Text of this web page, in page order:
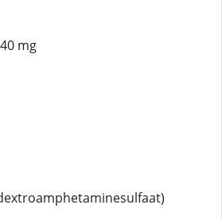
mg